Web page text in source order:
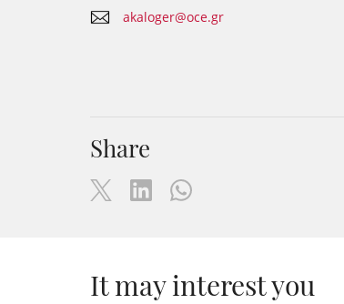
akaloger@oce.gr
Share
It may interest you